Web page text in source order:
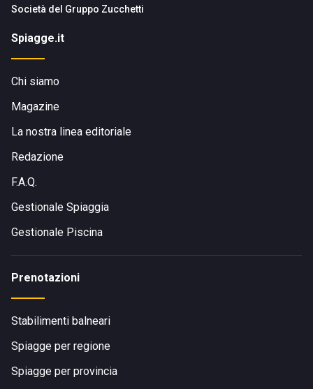
Società del Gruppo Zucchetti
Spiagge.it
Chi siamo
Magazine
La nostra linea editoriale
Redazione
F.A.Q.
Gestionale Spiaggia
Gestionale Piscina
Prenotazioni
Stabilimenti balneari
Spiagge per regione
Spiagge per provincia